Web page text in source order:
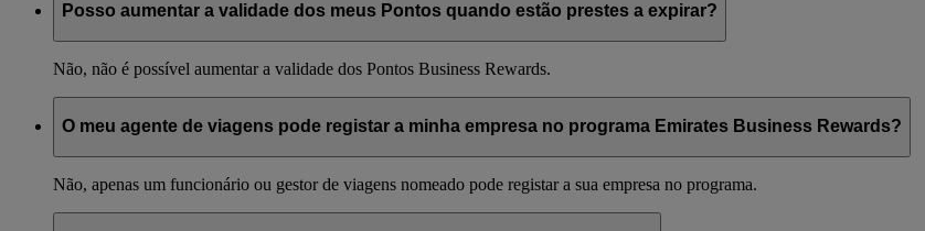
Posso aumentar a validade dos meus Pontos quando estão prestes a expirar?
Não, não é possível aumentar a validade dos Pontos Business Rewards.
O meu agente de viagens pode registar a minha empresa no programa Emirates Business Rewards?
Não, apenas um funcionário ou gestor de viagens nomeado pode registar a sua empresa no programa.